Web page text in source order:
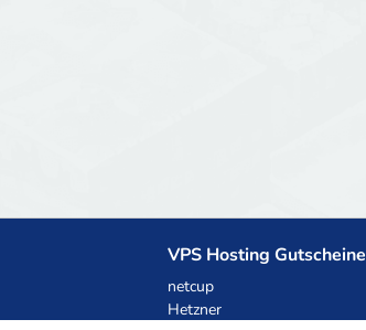
VPS Hosting Gutscheine
netcup
Hetzner